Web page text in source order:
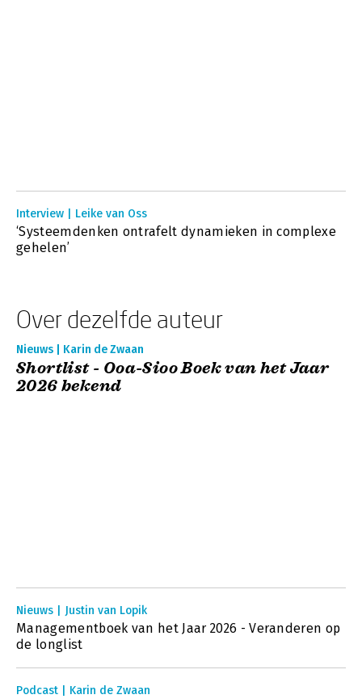
Interview | Leike van Oss
‘Systeemdenken ontrafelt dynamieken in complexe
gehelen’
Over dezelfde auteur
Nieuws | Karin de Zwaan
Shortlist - Ooa-Sioo Boek van het Jaar
2026 bekend
Nieuws | Justin van Lopik
Managementboek van het Jaar 2026 - Veranderen op
de longlist
Podcast | Karin de Zwaan